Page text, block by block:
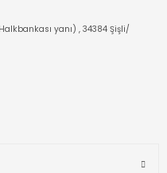
(Halkbankası yanı) , 34384 Şişli/